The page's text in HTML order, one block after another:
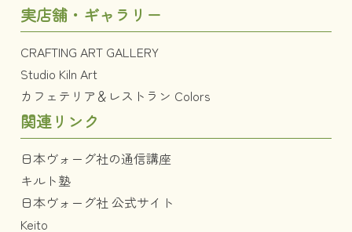
実店舗・ギャラリー
CRAFTING ART GALLERY
Studio Kiln Art
カフェテリア＆レストラン Colors
関連リンク
日本ヴォーグ社の通信講座
キルト塾
日本ヴォーグ社 公式サイト
Keito